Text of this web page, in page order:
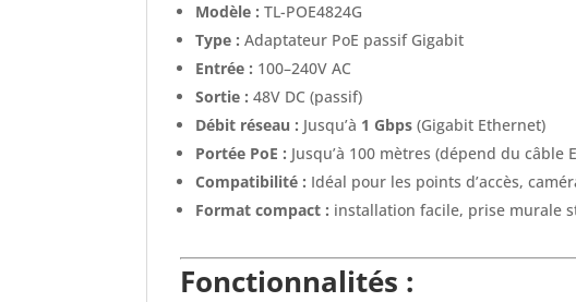
Modèle : TL-POE4824G
Type : Adaptateur PoE passif Gigabit
Entrée : 100–240V AC
Sortie : 48V DC (passif)
Débit réseau : Jusqu’à 1 Gbps (Gigabit Ethernet)
Portée PoE : Jusqu’à 100 mètres (dépend du câble
Compatibilité : Idéal pour les points d’accès,
Format compact : installation facile, prise murale
Fonctionnalités :